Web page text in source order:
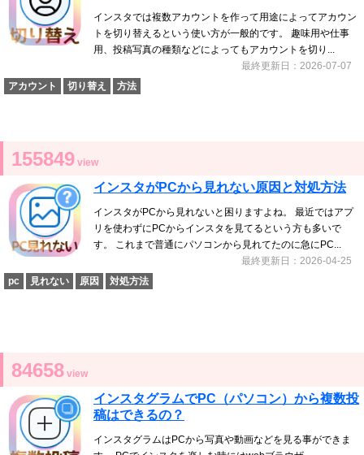
インスタでは複数アカウントを作って用途によってアカウン
トを切り替えるという使い方が一般的です。 趣味用や仕事
用、投稿写真の種類などによってもアカウントを切り...
最終更新日：2026-07-07
アカウント
切り替え 方法
155849 view
インスタがPCから見れない原因と対処方法
インスタがPCから見れないと困りますよね。 最近ではアプ
リを使わずにPCからインスタを見てるという方も多いで
す。 これまで普通にパソコンから見れてたのに急にPC...
最終更新日：2026-04-25
pc
見れない 原因 対処方法
84658 view
インスタグラムでPC（パソコン）から複数投
稿はできるの？
インスタグラムはPCから写真や動画などを見る事ができま